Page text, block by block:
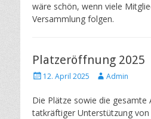
wäre schön, wenn viele
Versammlung folgen.
Platzeröffnung 2025
Posted12. April 2025 Author
Admin
Die Plätze sowie die gesamte
tatkräftiger Unterstützung